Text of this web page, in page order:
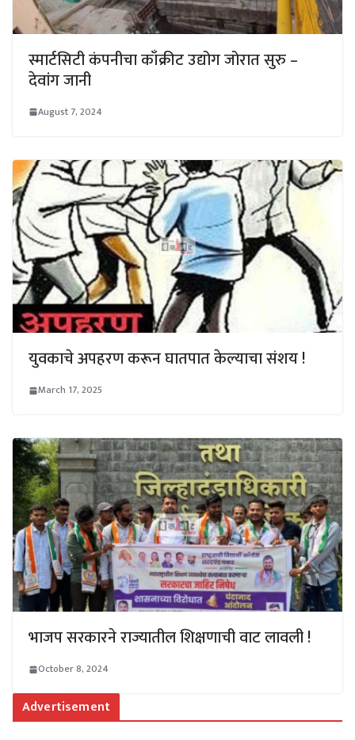
स्मार्टसिटी कंपनीचा काँक्रीट उद्योग जोरात सुरु –
देवांग जानी
August 7, 2024
युवकाचे अपहरण करून घातपात केल्याचा संशय !
March 17, 2025
भाजप सरकारने राज्यातील शिक्षणाची वाट लावली !
October 8, 2024
Advertisement